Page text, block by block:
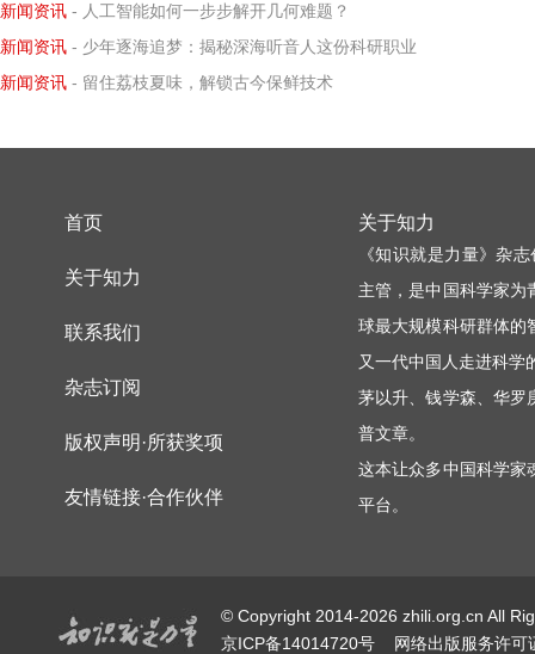
新闻资讯 - 人工智能如何一步步解开几何难题？
新闻资讯 - 少年逐海追梦：揭秘深海听音人这份科研职业
新闻资讯 - 留住荔枝夏味，解锁古今保鲜技术
首页
关于知力
联系我们
杂志订阅
版权声明·所获奖项
友情链接·合作伙伴
关于知力
《知识就是力量》杂
主管，是中国科学家为
球最大规模科研群体的
又一代中国人走进科学
茅以升、钱学森、华罗
普文章。
这本让众多中国科学家
平台。
© Copyright 2014-2026 zhili.org.cn All
京ICP备14014720号
网络出版服务许可